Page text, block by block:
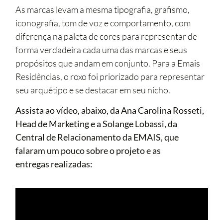
As marcas levam a mesma tipografia, grafismo,
iconografia, tom de voz e comportamento, com
diferença na paleta de cores para representar de
forma verdadeira cada uma das marcas e seus
propósitos que andam em conjunto. Para a Emais
Residências, o roxo foi priorizado para representar
seu arquétipo e se destacar em seu nicho.
Assista ao vídeo, abaixo, da Ana Carolina Rosseti,
Head de Marketing e a Solange Lobassi, da
Central de Relacionamento da EMAIS, que
falaram um pouco sobre o projeto e as
entregas realizadas: